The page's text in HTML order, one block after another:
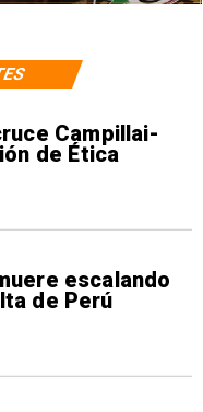
Campillai-
de Ética
escalando
de Perú